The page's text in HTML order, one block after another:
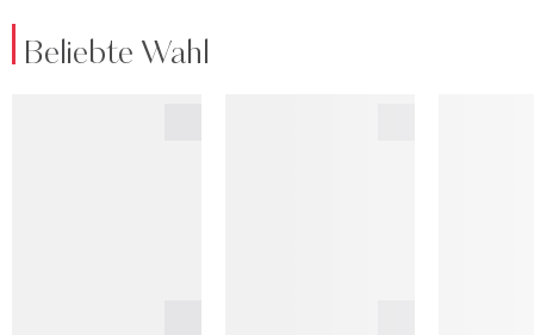
Beliebte Wahl